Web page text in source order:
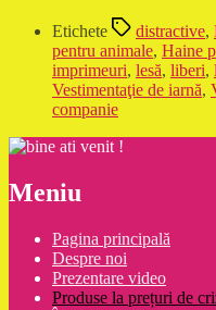
Etichete distractive,
pentru animale, Haine
imprimeuri, lesă, liberi,
Vestimentaţie de iarnă,
companie
Meniu
Pagina principală
Despre noi
Prezentare video
Produse la prețuri de